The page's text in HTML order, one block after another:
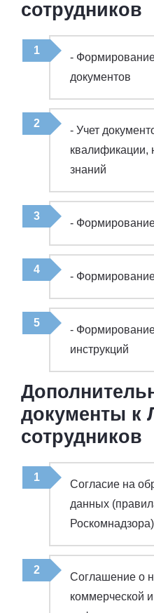
сотрудников
-
документов
- Учет
квалификации,
знаний
-
-
-
инструкций
документы к
сотрудников
Согласие на
данных
Роскомнадзора)
Соглашение о
коммерческой